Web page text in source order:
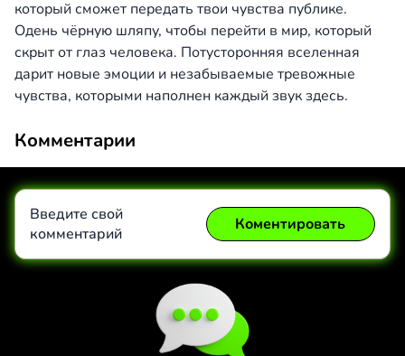
который сможет передать твои чувства публике.
Одень чёрную шляпу, чтобы перейти в мир, который
скрыт от глаз человека. Потусторонняя вселенная
дарит новые эмоции и незабываемые тревожные
чувства, которыми наполнен каждый звук здесь.
Комментарии
Введите свой
комментарий
Коментировать